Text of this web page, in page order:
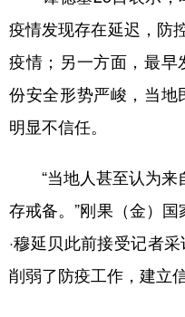
疫情发现存在延迟，防
疫情；另一方面，最早
份安全形势严峻，当地
明显不信任。
“当地人甚至认为来自
存戒备。”刚果（金）
·穆延贝此前接受记者
削弱了防疫工作，建立